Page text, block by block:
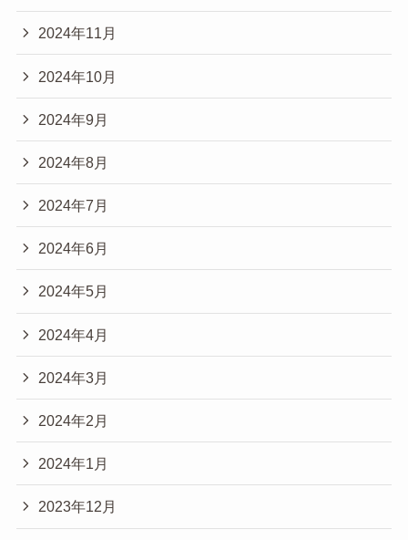
2024年11月
2024年10月
2024年9月
2024年8月
2024年7月
2024年6月
2024年5月
2024年4月
2024年3月
2024年2月
2024年1月
2023年12月